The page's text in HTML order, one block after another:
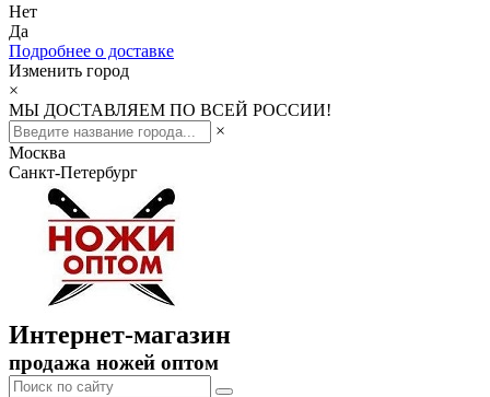
Нет
Да
Подробнее о доставке
Изменить город
×
МЫ ДОСТАВЛЯЕМ ПО ВСЕЙ РОССИИ!
×
Москва
Санкт-Петербург
Интернет-магазин
продажа ножей оптом